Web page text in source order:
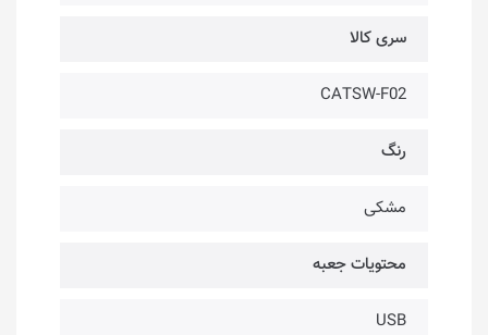
سری کالا
CATSW-F02
رنگ
مشکی
محتویات جعبه
USB